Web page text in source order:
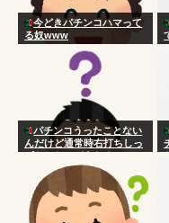
今どきパチンコハマって
る奴www
パチンコうったことない
んだけど通常時右打ちしっ
ぱなしだとどうなるの？